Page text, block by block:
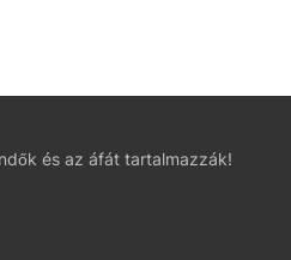
és az áfát tartalmazzák!